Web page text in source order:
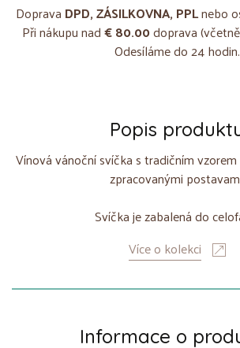
Doprava DPD, ZÁSILKOVNA, PPLnebo
Při nákupu nad€ 80.00doprava
Odesíláme do 24 hodin.
Popis
Vínová vánoční svíčka s tradičním
zpracovanými
Svíčka je zabalená do
Více o kolekci
Informace o